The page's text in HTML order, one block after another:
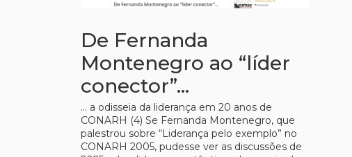
De Fernanda
Montenegro ao “líder
conector”…
… a odisseia da liderança em 20 anos de
CONARH (4) Se Fernanda Montenegro, que
palestrou sobre “Liderança pelo exemplo” no
CONARH 2005, pudesse ver as discussões de